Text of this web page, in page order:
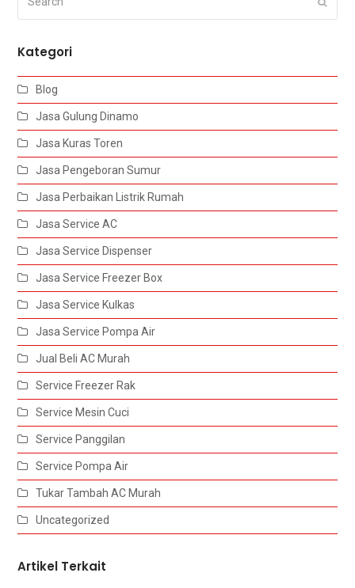
Kategori
Blog
Jasa Gulung Dinamo
Jasa Kuras Toren
Jasa Pengeboran Sumur
Jasa Perbaikan Listrik Rumah
Jasa Service AC
Jasa Service Dispenser
Jasa Service Freezer Box
Jasa Service Kulkas
Jasa Service Pompa Air
Jual Beli AC Murah
Service Freezer Rak
Service Mesin Cuci
Service Panggilan
Service Pompa Air
Tukar Tambah AC Murah
Uncategorized
Artikel Terkait